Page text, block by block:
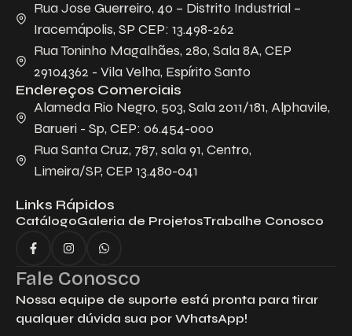
Rua Jose Guerreiro, 40 – Distrito Industrial –
Iracemápolis, SP CEP: 13.498-262
Rua Toninho Magalhães, 280, Sala 8A, CEP
29104362 - Vila Velha, Espírito Santo
Endereços Comerciais
Alameda Rio Negro, 503, Sala 2011/181, Alphavile,
Barueri - Sp, CEP: 06.454-000
Rua Santa Cruz, 787, sala 91, Centro,
Limeira/SP, CEP 13.480-041
Links Rápidos
CatálogoGaleria de ProjetosTrabalhe Conosco
Fale Conosco
Nossa equipe de suporte está pronta para tirar
qualquer dúvida sua por WhatsApp!